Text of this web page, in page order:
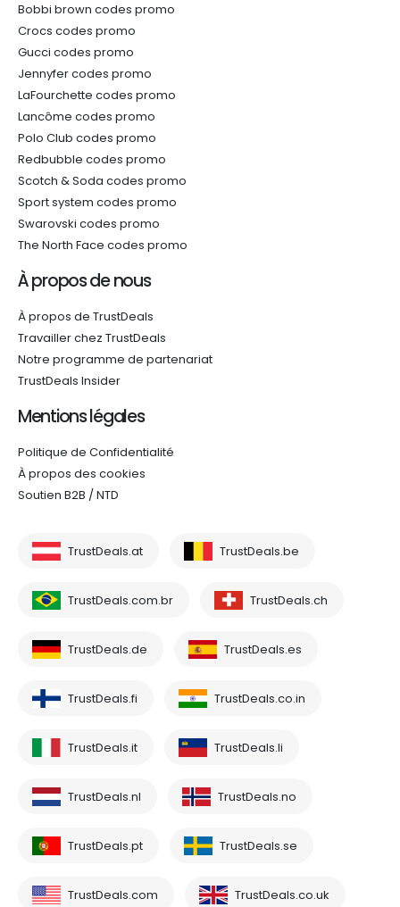
Bobbi brown codes promo
Crocs codes promo
Gucci codes promo
Jennyfer codes promo
LaFourchette codes promo
Lancôme codes promo
Polo Club codes promo
Redbubble codes promo
Scotch & Soda codes promo
Sport system codes promo
Swarovski codes promo
The North Face codes promo
À propos de nous
À propos de TrustDeals
Travailler chez TrustDeals
Notre programme de partenariat
TrustDeals Insider
Mentions légales
Politique de Confidentialité
À propos des cookies
Soutien B2B / NTD
TrustDeals.at TrustDeals.be
TrustDeals.com.br TrustDeals.ch
TrustDeals.de TrustDeals.es
TrustDeals.fi TrustDeals.co.in
TrustDeals.it TrustDeals.li
TrustDeals.nl TrustDeals.no
TrustDeals.pt TrustDeals.se
TrustDeals.com TrustDeals.co.uk